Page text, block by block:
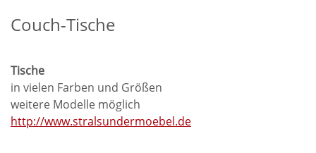
Couch-Tische
Tische
in vielen Farben und Größen
weitere Modelle möglich
http://www.stralsundermoebel.de